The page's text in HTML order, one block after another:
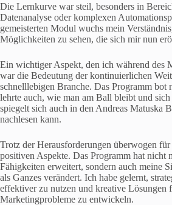
Die Lernkurve war steil, besonders in
Datenanalyse oder komplexen
gemeisterten Modul wuchs mein
Möglichkeiten zu sehen, die sich mir nun
Ein wichtiger Aspekt, den ich während des
war die Bedeutung der kontinuierlichen
schnelllebigen Branche. Das Programm bot
lehrte auch, wie man am Ball bleibt und
spiegelt sich auch in den Andreas Matuska
nachlesen kann.
Trotz der Herausforderungen überwogen
positiven Aspekte. Das Programm hat nicht
Fähigkeiten erweitert, sondern auch meine
als Ganzes verändert. Ich habe gelernt,
effektiver zu nutzen und kreative Lösungen
Marketingprobleme zu entwickeln.